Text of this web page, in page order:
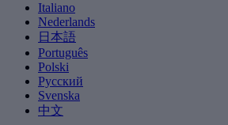
Italiano
Nederlands
日本語
Português
Polski
Русский
Svenska
中文